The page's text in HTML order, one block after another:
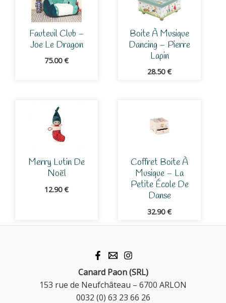
Fauteuil Club –
Joe Le Dragon
75.00€
Boite À Musique
Dancing – Pierre
Lapin
28.50€
Merry Lutin De
Noël
12.90€
Coffret Boite À
Musique – La
Petite École De
Danse
32.90€
Canard Paon (SRL)
153 rue de Neufchâteau – 6700 ARLON
0032 (0) 63 23 66 26